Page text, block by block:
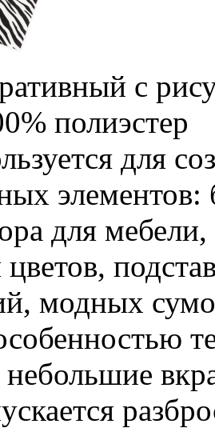
с
полиэстер
для
элементов:
для
модных